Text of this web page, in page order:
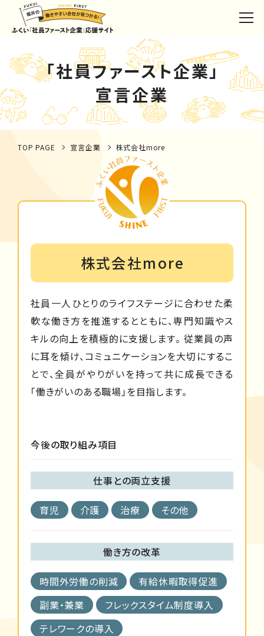
「社員ファースト企業」
宣言企業
TOP PAGE 宣言企業 株式会社more
株式会社more
社員一人ひとりのライフステージに合わせた柔
軟な働き方を推進するとともに、専門知識やス
キルの向上を積極的に支援します。 従業員の声
に耳を傾け、コミュニケーションを大切にするこ
とで、全員がやりがいを持って共に成長できる
「働きがいのある職場」を目指します。
今後の取り組み項目
仕事との両立支援
育児 介護 治療 その他
働き方の改革
時間外労働の削減
有給休暇取得促進
副業・兼業
フレックスタイム制度導入
テレワークの導入